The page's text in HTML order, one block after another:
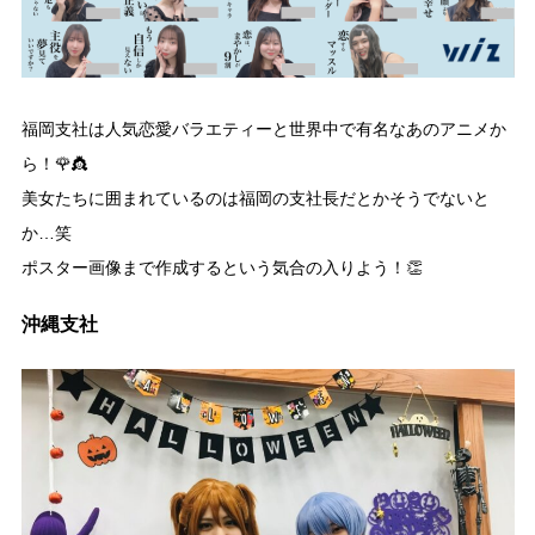
福岡支社は人気恋愛バラエティーと世界中で有名なあのアニメか
ら！🌹👸
美女たちに囲まれているのは福岡の支社長だとかそうでないと
か…笑
ポスター画像まで作成するという気合の入りよう！👏
沖縄支社